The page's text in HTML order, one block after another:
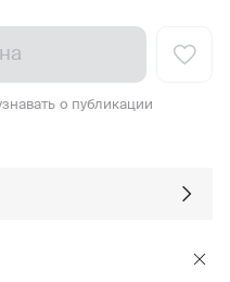
о публикации